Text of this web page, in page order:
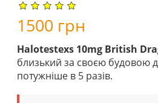
1500 грн
Halotestexs 10mg British
близький за своєю будовою
потужніше в 5 разів.